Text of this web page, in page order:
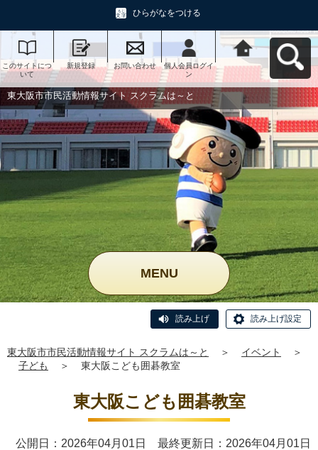
ひらがなをつける
このサイトにつ
いて
新規登録 お問い合わせ
個人会員ログイ
ン
東大阪市市民活
動情報サイト ス
クラムは～とへ
戻る
東大阪市市民活動情報サイト スクラムは～と
MENU
読み上げ 読み上げ設定
東大阪市市民活動情報サイト スクラムは～と ＞ イベント
＞
子ども
＞ 東大阪こども囲碁教室
東大阪こども囲碁教室
公開日：2026年04月01日 最終更新日：2026年04月01日